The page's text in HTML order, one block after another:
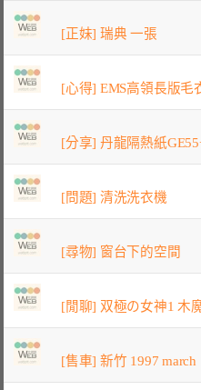
[正妹] 瑞典 一張
[心得] EMS高領長版毛
[分享] 丹龍隔熱紙
[問題] 清洗洗衣機
[尋物] 窗台下的空間
[閒聊] 双極の女神1 木
[售車] 新竹 1997 march